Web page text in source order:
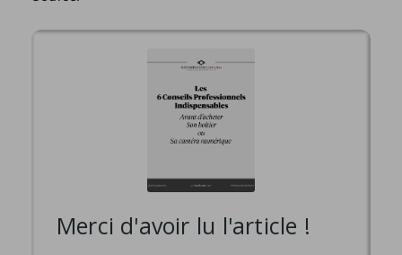
Merci d'avoir lu l'article !